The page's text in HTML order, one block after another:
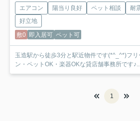
エアコン 陽当り良好 ペット相談 耐
好立地
敷0 即入居可 ペット可
玉造駅から徒歩3分と駅近物件です(*^_^*)フリ
ン・ペットOK・楽器OKな貸店舗事務所です♪...
1